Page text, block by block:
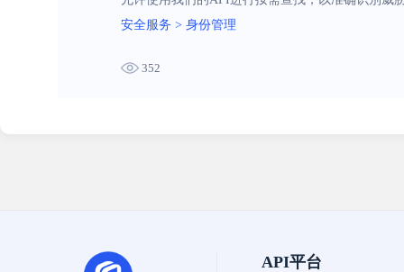
安全服务 > 身份管理
352
API平台